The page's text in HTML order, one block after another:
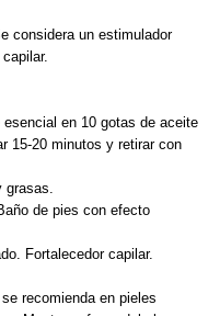
considera un estimulador
en 10 gotas de aceite
15-20 minutos y retirar con
grasas.
de pies con efecto
Fortalecedor capilar.
recomienda en pieles